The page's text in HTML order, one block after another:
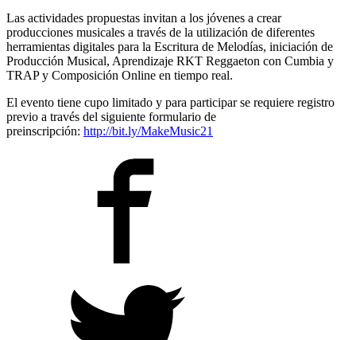
Las actividades propuestas invitan a los jóvenes a crear
producciones musicales a través de la utilización de diferentes
herramientas digitales para la Escritura de Melodías, iniciación de
Producción Musical, Aprendizaje RKT Reggaeton con Cumbia y
TRAP y Composición Online en tiempo real.
El evento tiene cupo limitado y para participar se requiere registro
previo a través del siguiente formulario de
preinscripción: http://bit.ly/MakeMusic21